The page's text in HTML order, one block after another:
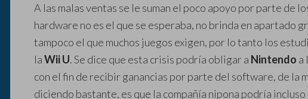
A las malas ventas se le suman el poco apoyo por parte de
hardware no es el que se esperaba, no brinda en apartado
tampoco el que muchos juegos exigen, por lo tanto los
laWii U. Se dice que esta crisis podría obligar a Nintendo a
con el fin de recibir ganancias por parte del software, de la
diciendo bastante, es que la compañía nipona podría